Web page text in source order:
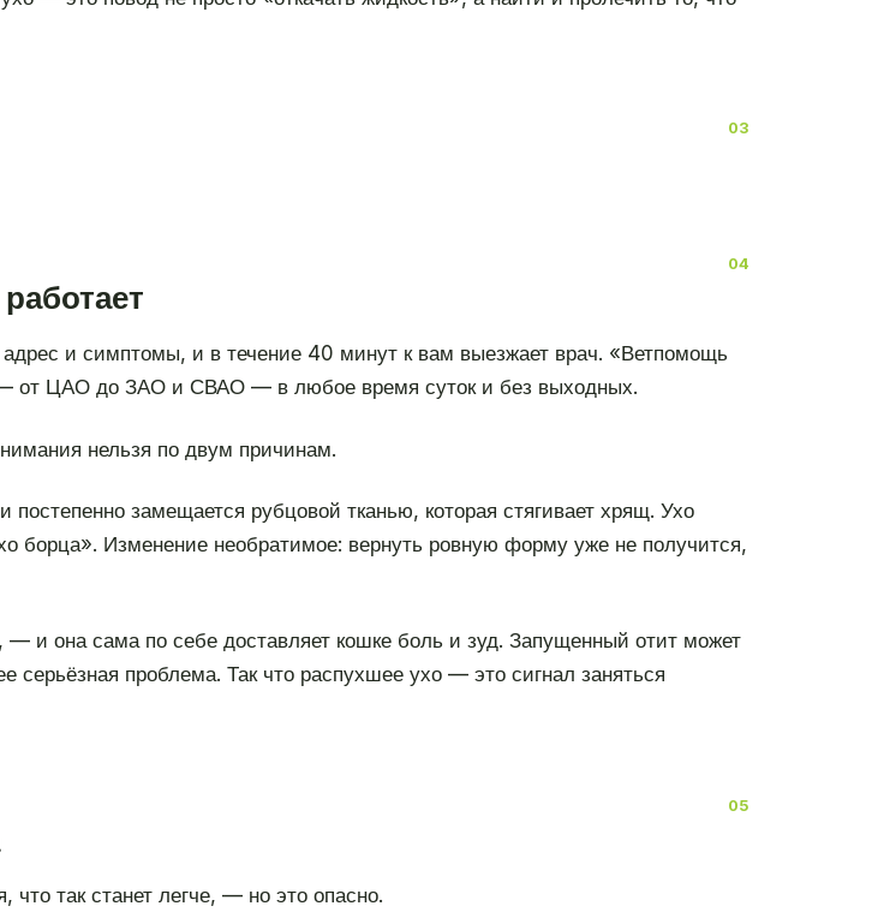
и симптомы, и в течение 40 минут к вам выезжает врач. «Ветпомощь
— от ЦАО до ЗАО и СВАО — в любое время суток и без выходных.
нельзя по двум причинам.
замещается рубцовой тканью, которая стягивает хрящ. Ухо
Изменение необратимое: вернуть ровную форму уже не получится,
и она сама по себе доставляет кошке боль и зуд. Запущенный отит может
серьёзная проблема. Так что распухшее ухо — это сигнал заняться
что так станет легче, — но это опасно.